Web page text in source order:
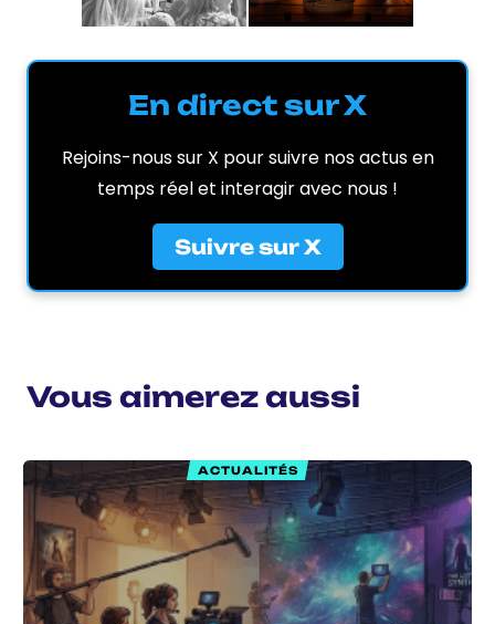
En direct sur X
Rejoins-nous sur X pour suivre nos actus en
temps réel et interagir avec nous !
Suivre sur X
Vous aimerez aussi
ACTUALITÉS